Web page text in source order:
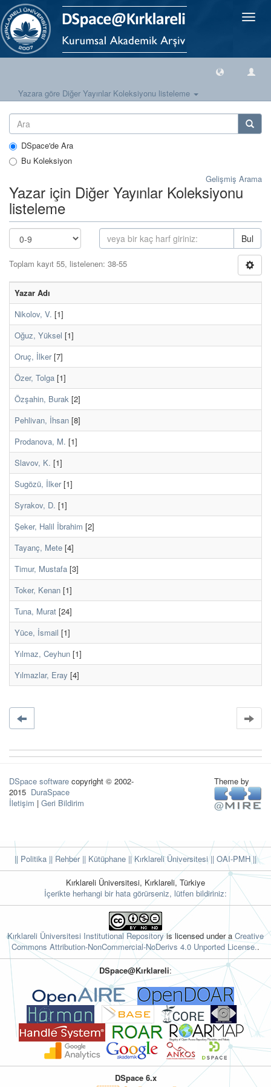
Geçiş
Yazara göre Diğer Yayınlar Koleksiyonu listeleme
DSpace'de Ara
Bu Koleksiyon
Gelişmiş Arama
Yazar için Diğer Yayınlar Koleksiyonu
listeleme
Bul
Toplam kayıt 55, listelenen: 38-55
Yazar Adı
Nikolov, V. [1]
Oğuz, Yüksel [1]
Oruç, İlker[7]
Özer, Tolga [1]
Özşahin, Burak [2]
Pehlivan, İhsan [8]
Prodanova, M. [1]
Slavov, K. [1]
Sugözü, İlker[1]
Syrakov, D. [1]
Şeker, Halil İbrahim [2]
Tayanç, Mete [4]
Timur, Mustafa [3]
Toker, Kenan [1]
Tuna, Murat [24]
Yüce, İsmail [1]
Yılmaz, Ceyhun [1]
Yılmazlar, Eray [4]
DSpace software copyright © 2002-
2015 DuraSpace
İletişim | Geri Bildirim
Theme by
|| Politika || Rehber|| Kütüphane || Kırklareli Üniversitesi || OAI-PMH ||
Kırklareli Üniversitesi, Kırklareli, Türkiye
İçerikte herhangi bir hata görürseniz, lütfen bildiriniz:
Kırklareli Üniversitesi Institutional Repositoryis licensed under a Creative
Commons Attribution-NonCommercial-NoDerivs 4.0 Unported License..
DSpace@Kırklareli:
DSpace 6.x